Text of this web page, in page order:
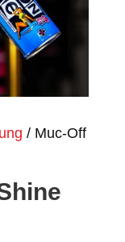
/ Muc-Off